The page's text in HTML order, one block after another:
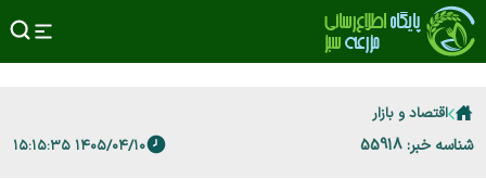
اقتصاد و بازار
شناسه خبر: 55918 ۱۴۰۵/۰۴/۱۰ ۱۵:۱۵:۳۵